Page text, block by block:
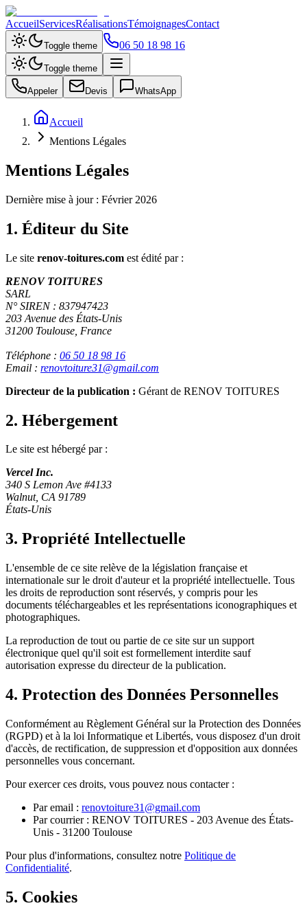
AccueilServicesRéalisationsTémoignagesContact
Toggle theme 06 50 18 98 16
Toggle theme
Appeler Devis WhatsApp
Accueil
Mentions Légales
Mentions Légales
Dernière mise à jour : Février 2026
1. Éditeur du Site
Le site renov-toitures.com est édité par :
RENOV TOITURES
SARL
N° SIREN : 837947423
203 Avenue des États-Unis
31200 Toulouse, France
Téléphone : 06 50 18 98 16
Email : renovtoiture31@gmail.com
Directeur de la publication : Gérant de RENOV TOITURES
2. Hébergement
Le site est hébergé par :
Vercel Inc.
340 S Lemon Ave #4133
Walnut, CA 91789
États-Unis
3. Propriété Intellectuelle
L'ensemble de ce site relève de la législation française et
internationale sur le droit d'auteur et la propriété intellectuelle. Tous
les droits de reproduction sont réservés, y compris pour les
documents téléchargeables et les représentations iconographiques et
photographiques.
La reproduction de tout ou partie de ce site sur un support
électronique quel qu'il soit est formellement interdite sauf
autorisation expresse du directeur de la publication.
4. Protection des Données Personnelles
Conformément au Règlement Général sur la Protection des Données
(RGPD) et à la loi Informatique et Libertés, vous disposez d'un droit
d'accès, de rectification, de suppression et d'opposition aux données
personnelles vous concernant.
Pour exercer ces droits, vous pouvez nous contacter :
Par email : renovtoiture31@gmail.com
Par courrier : RENOV TOITURES - 203 Avenue des États-
Unis - 31200 Toulouse
Pour plus d'informations, consultez notre Politique de
Confidentialité.
5. Cookies